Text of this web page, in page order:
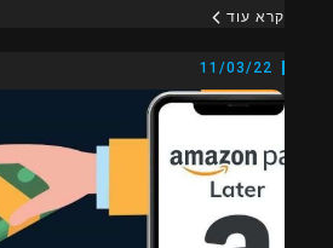
קרא עוד
11/03/22